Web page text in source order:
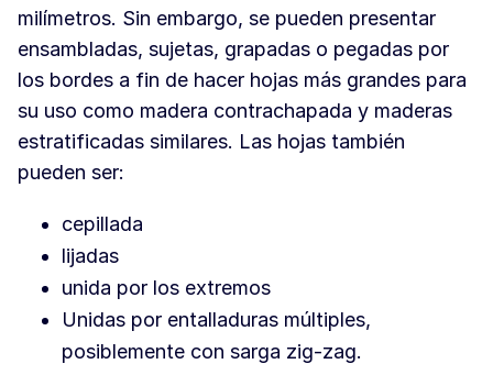
milímetros. Sin embargo, se pueden presentar
ensambladas, sujetas, grapadas o pegadas por
los bordes a fin de hacer hojas más grandes para
su uso como madera contrachapada y maderas
estratificadas similares. Las hojas también
pueden ser:
cepillada
lijadas
unida por los extremos
Unidas por entalladuras múltiples,
posiblemente con sarga zig-zag.